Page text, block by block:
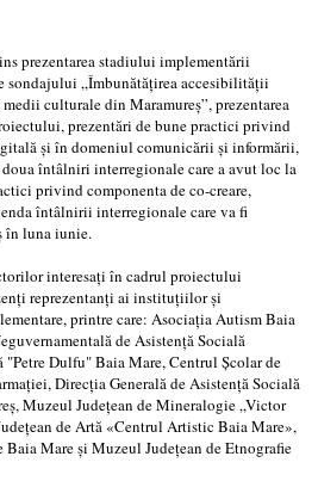
prezentarea stadiului implementării
„Îmbunătățirea accesibilității
culturale din Maramureș”, prezentarea
prezentări de bune practici privind
și în domeniul comunicării și informării,
întâlniri interregionale care a avut loc la
privind componenta de co-creare,
întâlnirii interregionale care va fi
în luna iunie.
interesați în cadrul proiectului
reprezentanți ai instituțiilor și
printre care: Asociația Autism Baia
de Asistență Socială
"Petre Dulfu" Baia Mare, Centrul Școlar de
Direcția Generală de Asistență Socială
Muzeul Județean de Mineralogie „Victor
de Artă «Centrul Artistic Baia Mare»,
Mare și Muzeul Județean de Etnografie